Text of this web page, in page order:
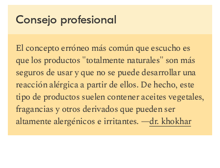
Consejo profesional
El concepto erróneo más común que escucho es
que los productos "totalmente naturales" son más
seguros de usar y que no se puede desarrollar una
reacción alérgica a partir de ellos. De hecho, este
tipo de productos suelen contener aceites vegetales,
fragancias y otros derivados que pueden ser
altamente alergénicos e irritantes. —dr. khokhar